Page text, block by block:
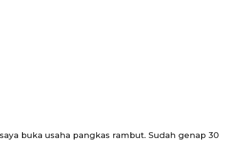
buka usaha pangkas rambut. Sudah genap 30